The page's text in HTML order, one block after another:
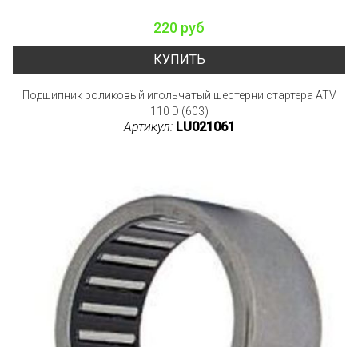
220 руб
КУПИТЬ
Подшипник роликовый игольчатый шестерни стартера ATV
110 D (603)
Артикул: LU021061